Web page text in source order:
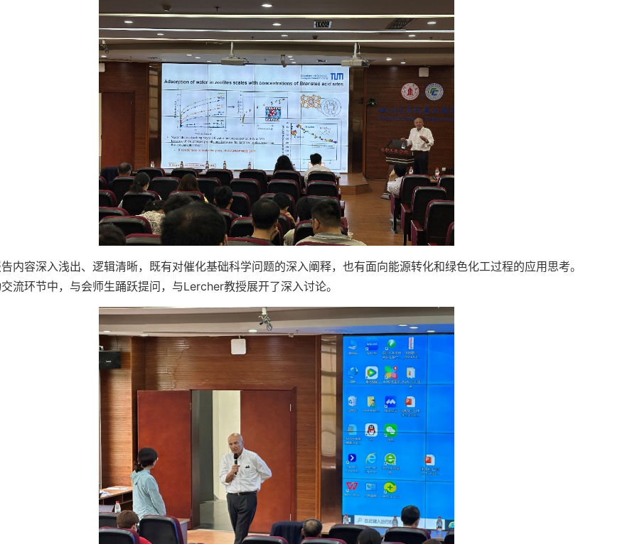
内容深入浅出、逻辑清晰，既有对催化基础科学问题的深入阐释，也有面向能源转化和绿色化工过程的应用思考。
流环节中，与会师生踊跃提问，与Lercher教授展开了深入讨论。